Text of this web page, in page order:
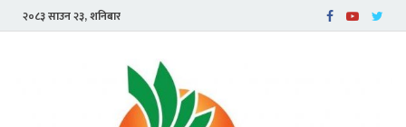
२०८३ साउन २३, शनिबार